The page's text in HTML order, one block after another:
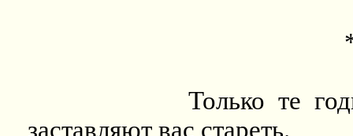
Только те
заставляют вас стареть.